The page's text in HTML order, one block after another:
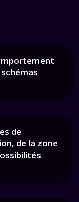
de
de la zone